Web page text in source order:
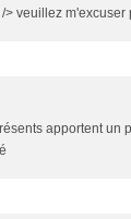
veuillez m'excuser
apportent un